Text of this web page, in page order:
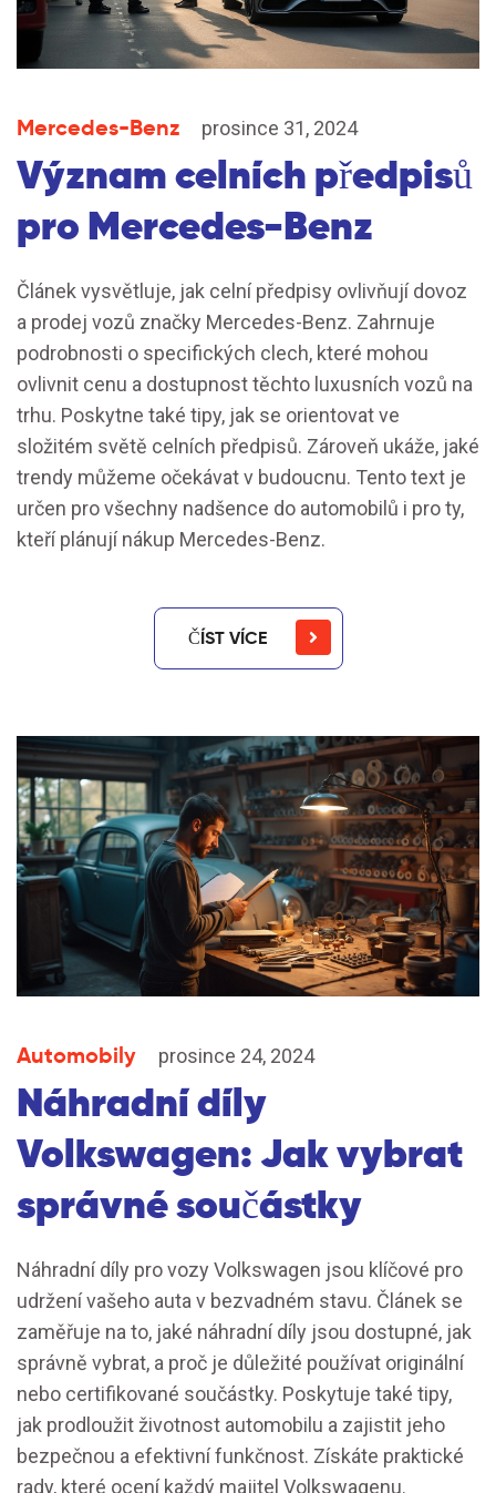
Mercedes-Benz prosince 31, 2024
Význam celních předpisů
pro Mercedes-Benz
Článek vysvětluje, jak celní předpisy ovlivňují dovoz
a prodej vozů značky Mercedes-Benz. Zahrnuje
podrobnosti o specifických clech, které mohou
ovlivnit cenu a dostupnost těchto luxusních vozů na
trhu. Poskytne také tipy, jak se orientovat ve
složitém světě celních předpisů. Zároveň ukáže, jaké
trendy můžeme očekávat v budoucnu. Tento text je
určen pro všechny nadšence do automobilů i pro ty,
kteří plánují nákup Mercedes-Benz.
ČÍST VÍCE
Automobily prosince 24, 2024
Náhradní díly
Volkswagen: Jak vybrat
správné součástky
Náhradní díly pro vozy Volkswagen jsou klíčové pro
udržení vašeho auta v bezvadném stavu. Článek se
zaměřuje na to, jaké náhradní díly jsou dostupné, jak
správně vybrat, a proč je důležité používat originální
nebo certifikované součástky. Poskytuje také tipy,
jak prodloužit životnost automobilu a zajistit jeho
bezpečnou a efektivní funkčnost. Získáte praktické
rady, které ocení každý majitel Volkswagenu.